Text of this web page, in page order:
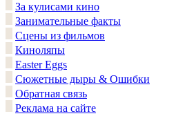
За кулисами кино
Занимательные факты
Сцены из фильмов
Киноляпы
Easter Eggs
Сюжетные дыры & Ошибки
Обратная связь
Реклама на сайте